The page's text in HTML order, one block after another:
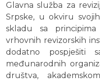
Glavna služba za
Srpske, u okviru
skladu sa principima
vrhovnih revizorskih
dodatno pospješiti
međunarodnih
društva,